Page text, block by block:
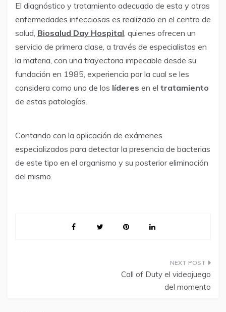
El diagnóstico y tratamiento adecuado de esta y otras
enfermedades infecciosas es realizado en el centro de
salud, Biosalud Day Hospital, quienes ofrecen un
servicio de primera clase, a través de especialistas en
la materia, con una trayectoria impecable desde su
fundación en 1985, experiencia por la cual se les
considera como uno de los líderes en el tratamiento
de estas patologías.
Contando con la aplicación de exámenes
especializados para detectar la presencia de bacterias
de este tipo en el organismo y su posterior eliminación
del mismo.
Call of Duty el videojuego
del momento